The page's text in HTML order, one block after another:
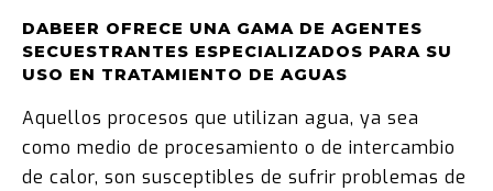
DABEER OFRECE UNA GAMA DE AGENTES
SECUESTRANTES ESPECIALIZADOS PARA SU
USO EN TRATAMIENTO DE AGUAS
Aquellos procesos que utilizan agua, ya sea
como medio de procesamiento o de intercambio
de calor, son susceptibles de sufrir problemas de